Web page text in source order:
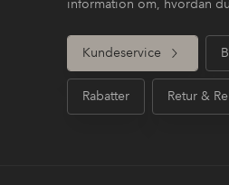
information om, hvordan
Kundeservice
Rabatter Retur &